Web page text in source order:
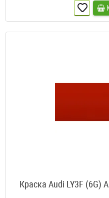
Краска Audi LY3F (6G)